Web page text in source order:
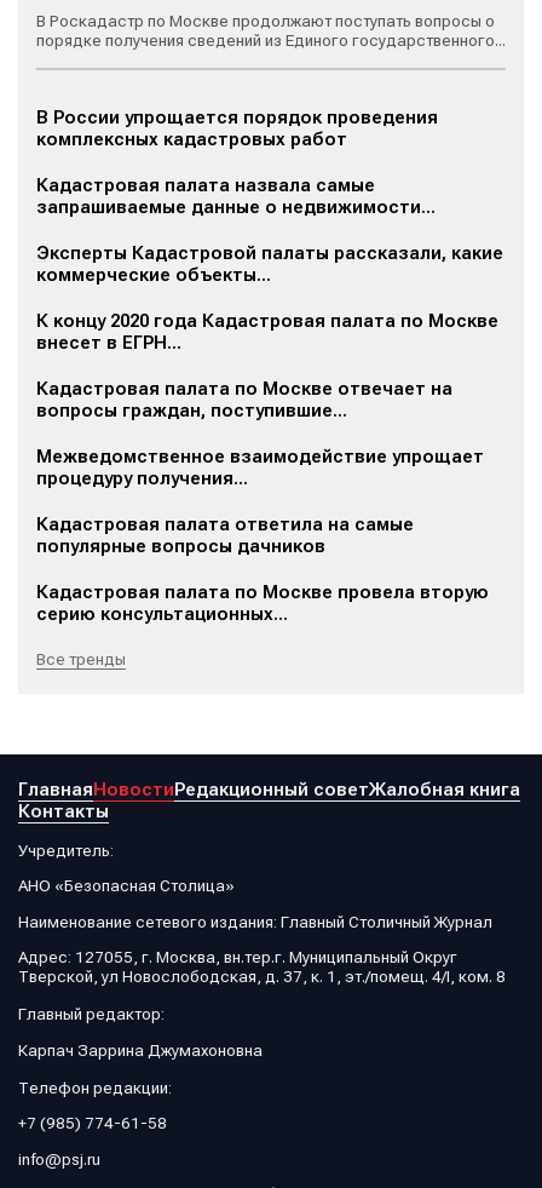
В Роскадастр по Москве продолжают поступать вопросы о
порядке получения сведений из Единого государственного...
В России упрощается порядок проведения
комплексных кадастровых работ
Кадастровая палата назвала самые
запрашиваемые данные о недвижимости...
Эксперты Кадастровой палаты рассказали, какие
коммерческие объекты...
К концу 2020 года Кадастровая палата по Москве
внесет в ЕГРН...
Кадастровая палата по Москве отвечает на
вопросы граждан, поступившие...
Межведомственное взаимодействие упрощает
процедуру получения...
Кадастровая палата ответила на самые
популярные вопросы дачников
Кадастровая палата по Москве провела вторую
серию консультационных...
Все тренды
ГлавнаяНовостиРедакционный советЖалобная книга
Контакты
Учредитель:
АНО «Безопасная Столица»
Наименование сетевого издания: Главный Столичный Журнал
Адрес: 127055, г. Москва, вн.тер.г. Муниципальный Округ
Тверской, ул Новослободская, д. 37, к. 1, эт./помещ. 4/I, ком. 8
Главный редактор:
Карпач Заррина Джумахоновна
Телефон редакции:
+7 (985) 774-61-58
info@psj.ru